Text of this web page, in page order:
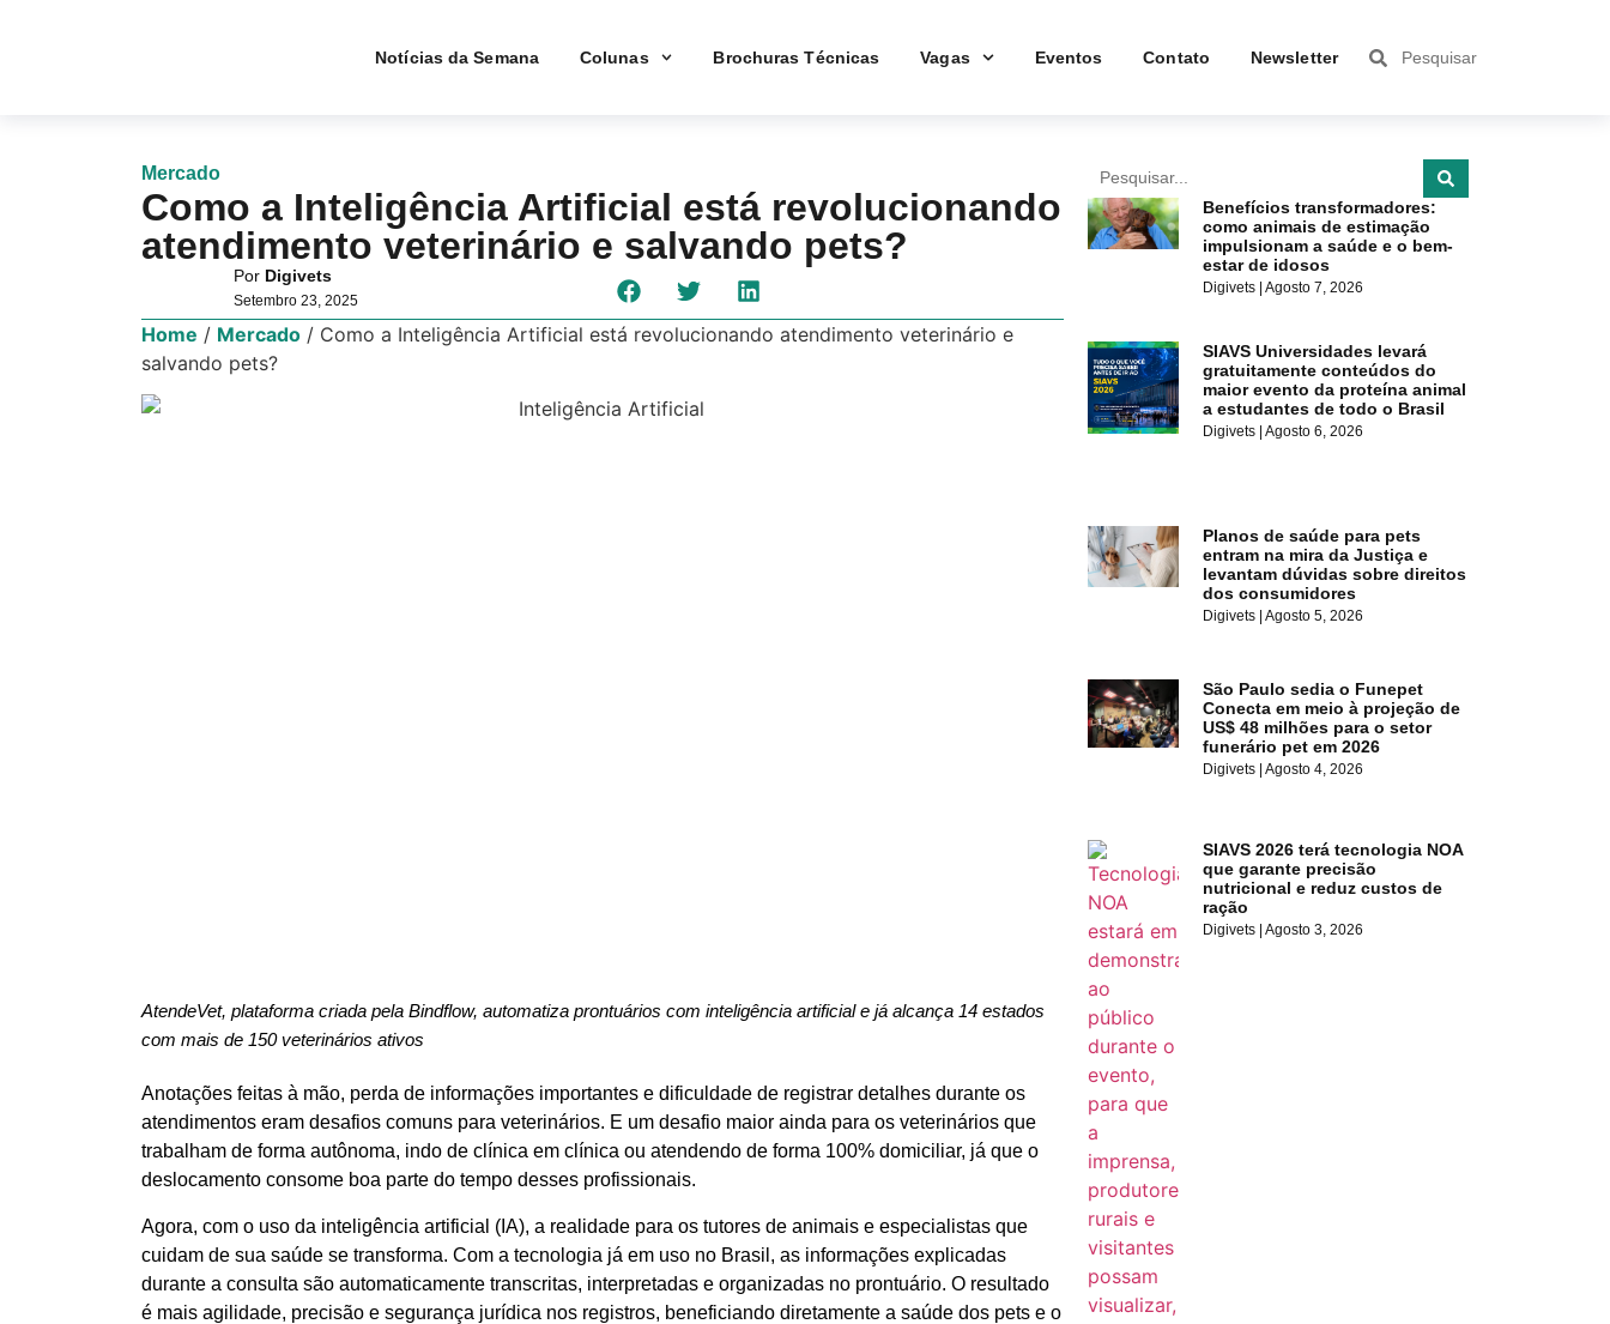
Notícias da Semana Colunas Brochuras Técnicas Vagas Eventos Contato Newsletter
Mercado
Como a Inteligência Artificial está revolucionando
atendimento veterinário e salvando pets?
Por Digivets
Setembro 23, 2025
Home / Mercado/ Como a Inteligência Artificial está revolucionando atendimento veterinário e
salvando pets?
AtendeVet, plataforma criada pela Bindflow, automatiza prontuários com inteligência artificial e já alcança 14 estados
com mais de 150 veterinários ativos
Anotações feitas à mão, perda de informações importantes e dificuldade de registrar detalhes durante os
atendimentos eram desafios comuns para veterinários. E um desafio maior ainda para os veterinários que
trabalham de forma autônoma, indo de clínica em clínica ou atendendo de forma 100% domiciliar, já que o
deslocamento consome boa parte do tempo desses profissionais.
Agora, com o uso da inteligência artificial (IA), a realidade para os tutores de animais e especialistas que
cuidam de sua saúde se transforma. Com a tecnologia já em uso no Brasil, as informações explicadas
durante a consulta são automaticamente transcritas, interpretadas e organizadas no prontuário. O resultado
é mais agilidade, precisão e segurança jurídica nos registros, beneficiando diretamente a saúde dos pets e o
Benefícios transformadores:
como animais de estimação
impulsionam a saúde e o bem-
estar de idosos
Digivets Agosto 7, 2026
SIAVS Universidades levará
gratuitamente conteúdos do
maior evento da proteína animal
a estudantes de todo o Brasil
Digivets Agosto 6, 2026
Planos de saúde para pets
entram na mira da Justiça e
levantam dúvidas sobre direitos
dos consumidores
Digivets Agosto 5, 2026
São Paulo sedia o Funepet
Conecta em meio à projeção de
US$ 48 milhões para o setor
funerário pet em 2026
Digivets Agosto 4, 2026
SIAVS 2026 terá tecnologia NOA
que garante precisão
nutricional e reduz custos de
ração
Digivets Agosto 3, 2026